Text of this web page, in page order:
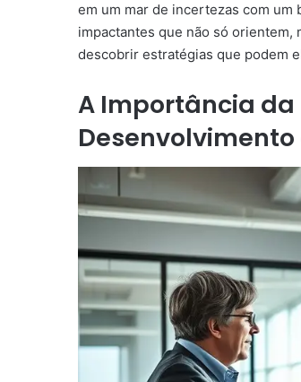
em um mar de incertezas com
impactantes que não só orientem,
descobrir estratégias que podem
A Importância
Desenvolvimento